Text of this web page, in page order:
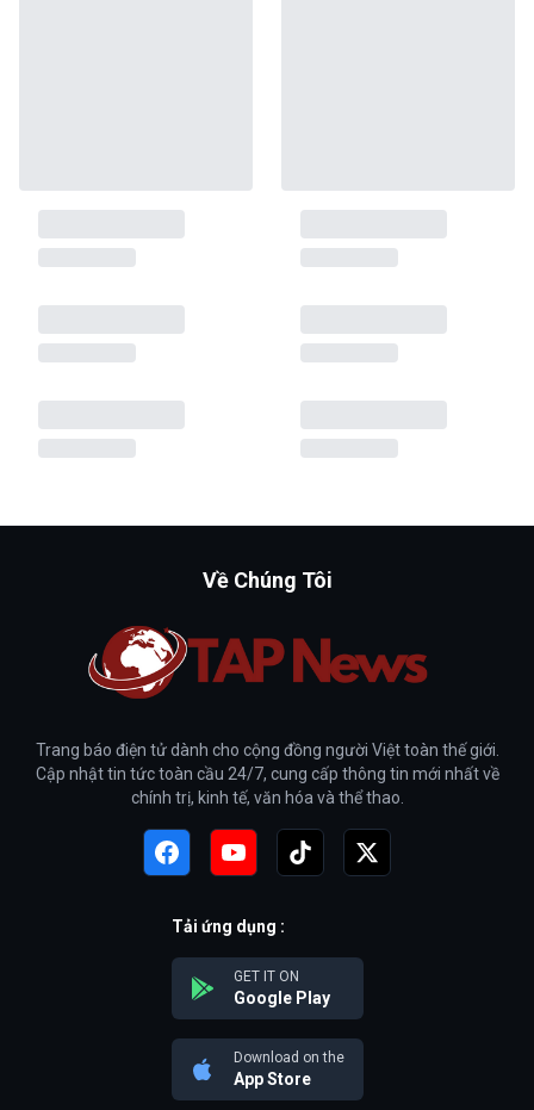
Về Chúng Tôi
Trang báo điện tử dành cho cộng đồng người Việt toàn thế giới.
Cập nhật tin tức toàn cầu 24/7, cung cấp thông tin mới nhất về
chính trị, kinh tế, văn hóa và thể thao.
Tải ứng dụng :
GET IT ON
Google Play
Download on the
App Store